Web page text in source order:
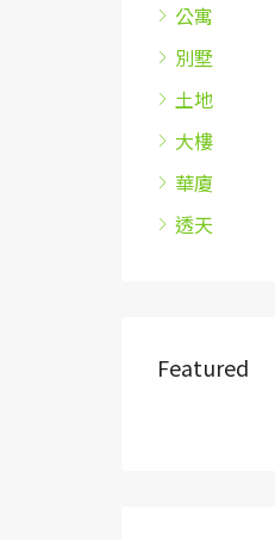
公寓
別墅
土地
大樓
華廈
透天
Featured